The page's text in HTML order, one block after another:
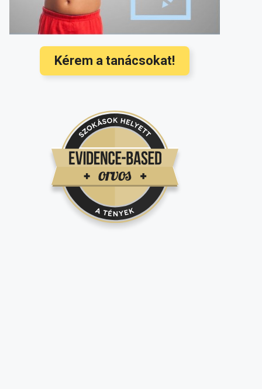
baba? Ezek a legújabb nemzetközi
orvosi ajánlások
megelőzése a legújabb nemzetközi
ajánlások alapján(3350)
Kérem a tanácsokat!